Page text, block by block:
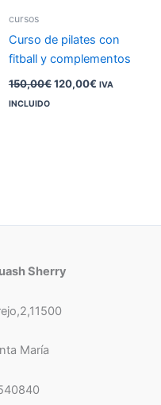
cursos
Curso de pilates con
fitball y complementos
150,00€120,00€ IVA
INCLUIDO
Sherry
María